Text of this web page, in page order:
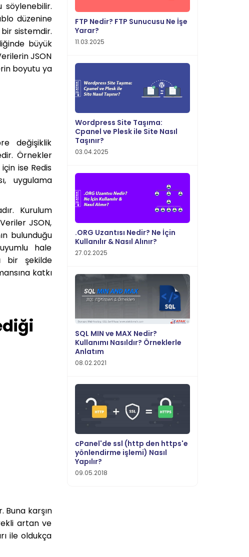
söylenebilir.
düzenine
sistemdir.
büyük
JSON
boyutu ya
değişiklik
Örnekler
ise Redis
uygulama
Kurulum
JSON,
bulunduğu
hale
bir şekilde
katkı
Buna karşın
artan ve
ile oldukça
FTP Nedir? FTP Sunucusu Ne İşe
Yarar?
11.03.2025
Wordpress Site Taşıma:
Cpanel ve Plesk ile Site Nasıl
Taşınır?
03.04.2025
.ORG Uzantısı Nedir? Ne İçin
Kullanılır & Nasıl Alınır?
27.02.2025
SQL MIN ve MAX Nedir?
Kullanımı Nasıldır? Örneklerle
Anlatım
08.02.2021
cPanel'de ssl (http den https'e
yönlendirme işlemi) Nasıl
Yapılır?
09.05.2018